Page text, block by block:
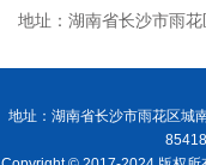
地址：湖南省长沙市雨
地址：湖南省长沙市雨花区城